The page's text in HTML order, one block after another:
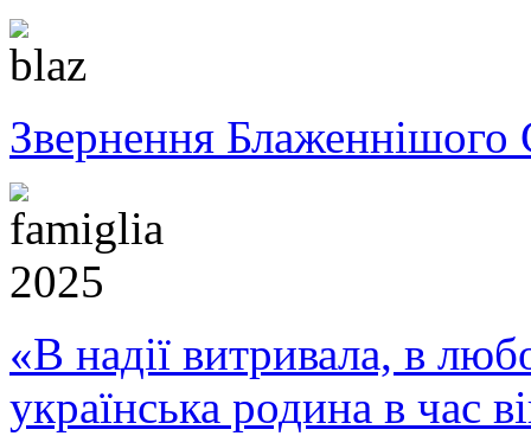
Звернення Блаженнішого
«В надії витривала, в
українська родина в час